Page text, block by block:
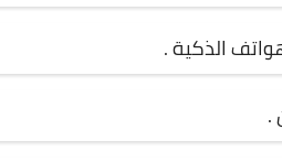
الذكية .
.